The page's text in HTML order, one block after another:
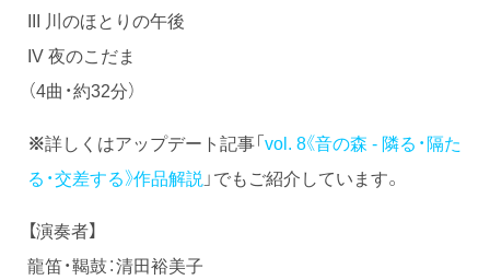
III 川のほとりの午後
IV 夜のこだま
（4曲・約32分）
※詳しくはアップデート記事「vol. 8《音の森 - 隣る・隔た
る・交差する》作品解説」でもご紹介しています。
【演奏者】
龍笛・鞨鼓：清田裕美子